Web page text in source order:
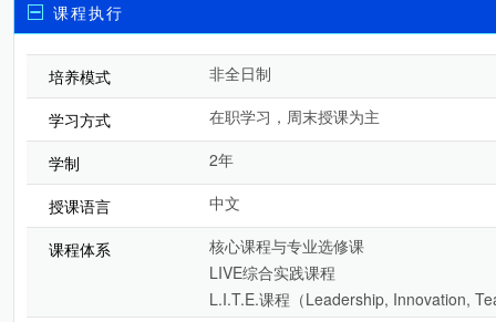
课程执行
培养模式 非全日制
学习方式 在职学习，周末授课为主
学制 2年
授课语言 中文
课程体系
核心课程与专业选修课
LIVE综合实践课程
L.I.T.E.课程（Leadership, Innovation,